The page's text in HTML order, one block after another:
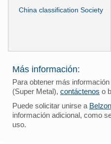
China classification Society
Más información:
Para obtener más
(Super Metal), contáctenos o
Puede solicitar unirse a
información adicional, como
uso.